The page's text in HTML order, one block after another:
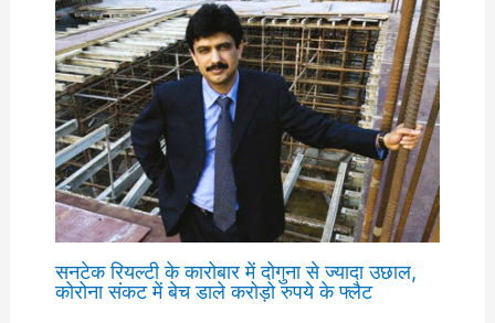
सनटेक रियल्टी के कारोबार में दोगुना से ज्यादा उछाल,
कोरोना संकट में बेच डाले करोड़ो रुपये के फ्लैट